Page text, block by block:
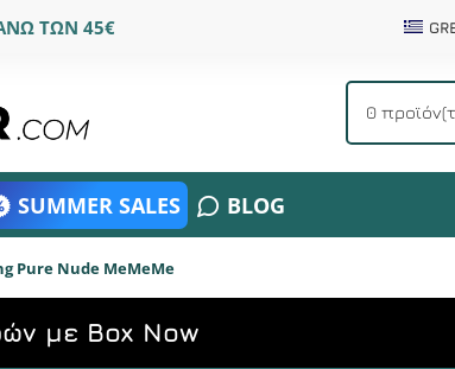
ΤΩΝ 45€
0
SUMMER SALES BLOG
Pure Nude MeMeMe
με Box Now